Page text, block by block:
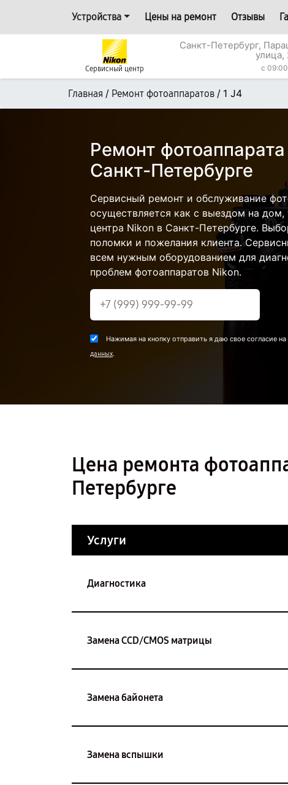
Устройства Цены на ремонт Отзывы
Сервисный центр
Санкт-Петербург,
улица,
c
Главная / Ремонт фотоаппаратов / 1 J4
Ремонт
Санкт-Петербурге
Сервисный ремонт и обслуживание
осуществляется как с выездом на дом,
центра Nikon в Санкт-Петербурге.
поломки и пожелания клиента.
всем нужным оборудованием для
проблем фотоаппаратов Nikon.
Нажимая на кнопку отправить я даю свое согласие
данных.
Цена ремонта
Петербурге
Услуги
Диагностика
Замена CCD/CMOS матрицы
Замена байонета
Замена вспышки